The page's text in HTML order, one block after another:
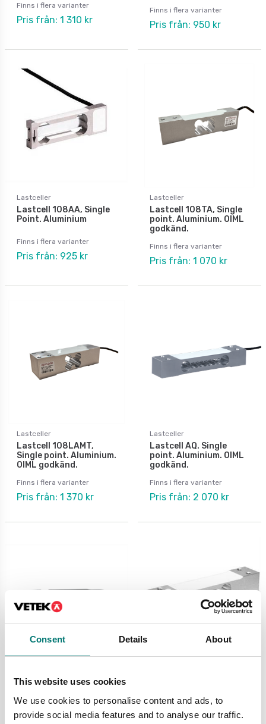
Consent Details About
This website uses cookies
We use cookies to personalise content and ads, to
provide social media features and to analyse our traffic.
Finns i flera varianter
Pris från: 1 310 kr
Finns i flera varianter
Pris från: 950 kr
Lastceller
Lastcell 108AA, Single
Point. Aluminium
Finns i flera varianter
Pris från: 925 kr
Lastceller
Lastcell 108TA, Single
point. Aluminium. OIML
godkänd.
Finns i flera varianter
Pris från: 1 070 kr
Lastceller
Lastcell 108LAMT,
Single point. Aluminium.
OIML godkänd.
Finns i flera varianter
Pris från: 1 370 kr
Lastceller
Lastcell AQ. Single
point. Aluminium. OIML
godkänd.
Finns i flera varianter
Pris från: 2 070 kr
Lastcell 651TA. Single
Finns i flera varianter
C3, ATEX.
Finns i flera varianter